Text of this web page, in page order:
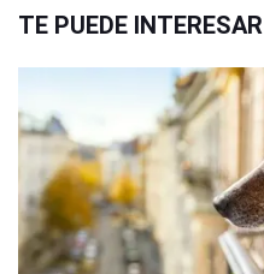
TE PUEDE INTERESAR